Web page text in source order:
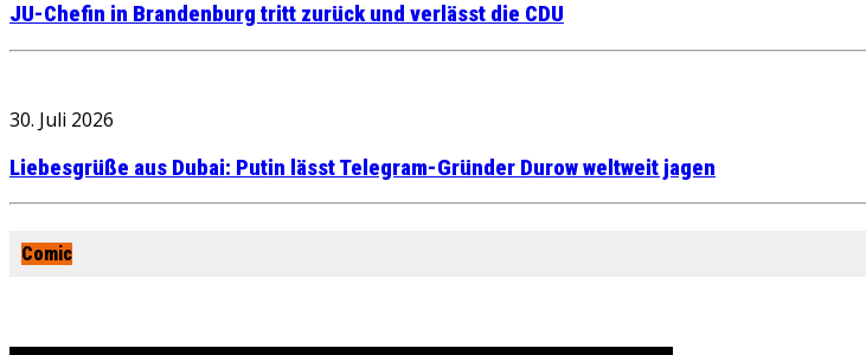
JU-Chefin in Brandenburg tritt zurück und verlässt die CDU
30. Juli 2026
Liebesgrüße aus Dubai: Putin lässt Telegram-Gründer Durow weltweit jagen
Comic